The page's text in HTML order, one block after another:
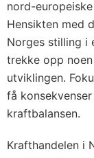
nord-
Hensikten med
Norges stilling i
trekke opp
utviklingen.
få
kraftbalansen.
Krafthandelen i